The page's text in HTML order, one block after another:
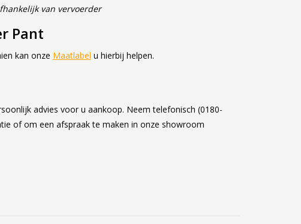
van vervoerder
Pant
kan onze Maatlabel u hierbij helpen.
advies voor u aankoop. Neem telefonisch (0180-
of om een afspraak te maken in onze showroom